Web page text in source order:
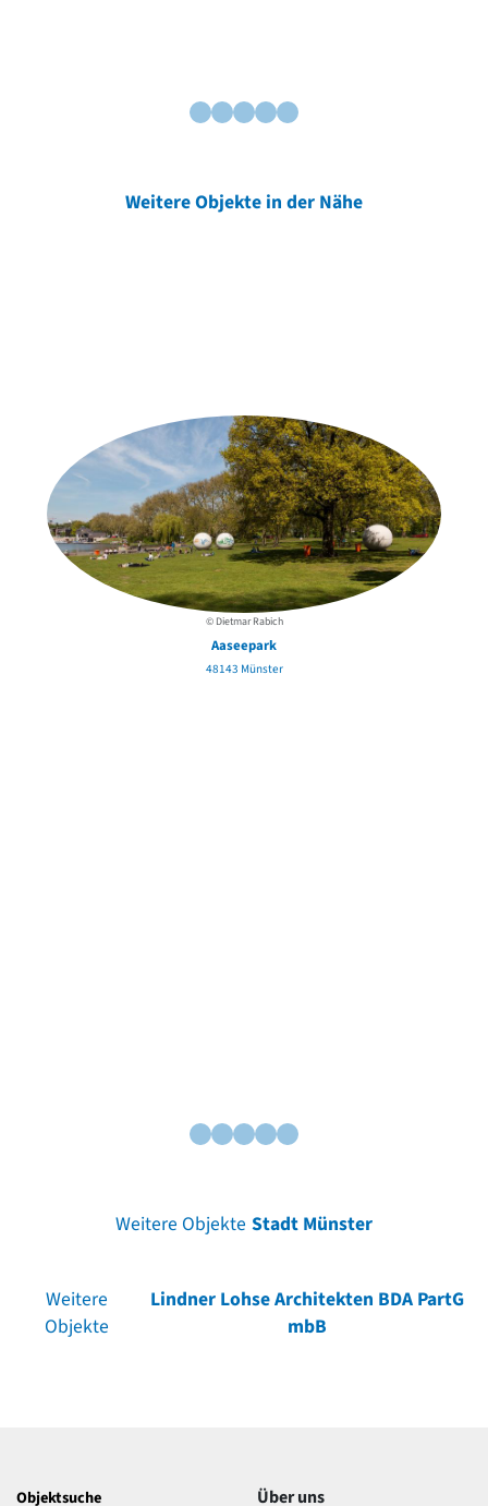
Weitere Objekte in der Nähe
© Dietmar Rabich
Aaseepark
48143 Münster
Weitere Objekte Stadt Münster
Weitere
Objekte
Lindner Lohse Architekten BDA PartG
mbB
Objektsuche Über uns